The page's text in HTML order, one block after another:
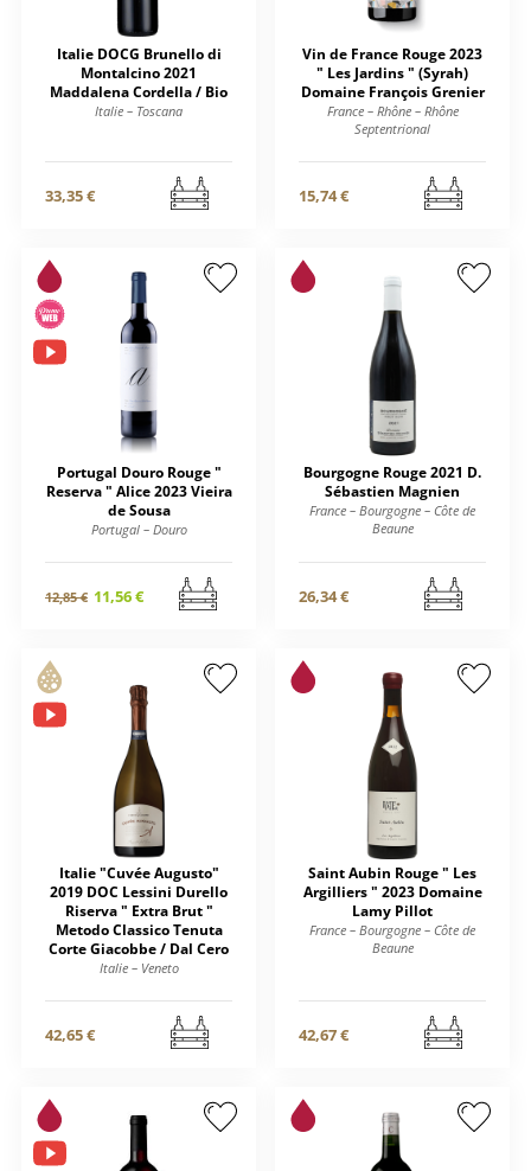
Italie DOCG Brunello di
Montalcino 2021
Maddalena Cordella / Bio
Italie – Toscana
33,35 €
Vin de France Rouge 2023
" Les Jardins " (Syrah)
Domaine François Grenier
France – Rhône – Rhône
Septentrional
15,74 €
Portugal Douro Rouge "
Reserva " Alice 2023 Vieira
de Sousa
Portugal – Douro
12,85 € 11,56 €
Bourgogne Rouge 2021 D.
Sébastien Magnien
France – Bourgogne – Côte de
Beaune
26,34 €
Italie "Cuvée Augusto"
2019 DOC Lessini Durello
Riserva " Extra Brut "
Metodo Classico Tenuta
Corte Giacobbe / Dal Cero
Italie – Veneto
42,65 €
Saint Aubin Rouge " Les
Argilliers " 2023 Domaine
Lamy Pillot
France – Bourgogne – Côte de
Beaune
42,67 €